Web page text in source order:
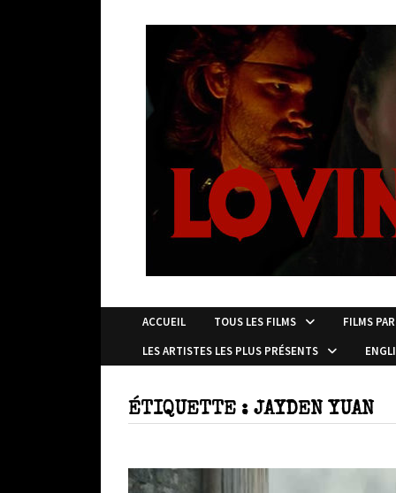
ACCUEIL TOUS LES FILMS
FILMS
LES ARTISTES LES PLUS PRÉSENTS
ÉTIQUETTE :JAYDEN YUAN